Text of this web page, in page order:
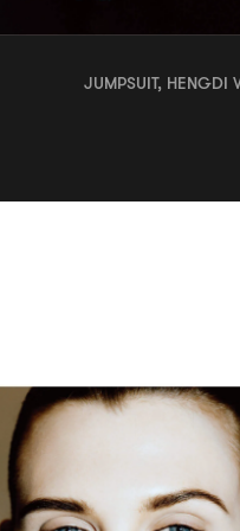
JUMPSUIT, HENGDI